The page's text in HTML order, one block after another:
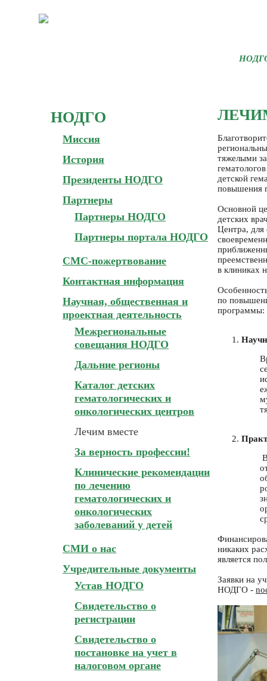
НОДГО
Миссия
История
Президенты НОДГО
Партнеры
Партнеры НОДГО
Партнеры портала НОДГО
СМС-пожертвование
Контактная информация
Научная, общественная и
проектная деятельность
Межрегиональные
совещания НОДГО
Дальние регионы
Каталог детских
гематологических и
онкологических центров
Лечим вместе
За верность профессии!
Клинические рекомендации
по лечению
гематологических и
онкологических
заболеваний у детей
СМИ о нас
Учредительные документы
Устав НОДГО
Свидетельство о
регистрации
Свидетельство о
постановке на учет в
налоговом органе
тяжелыми
детской
повышения
Основной
детских
Центра, для
в клиниках
по
программы:
никаких
является
Заявки на
НОДГО -